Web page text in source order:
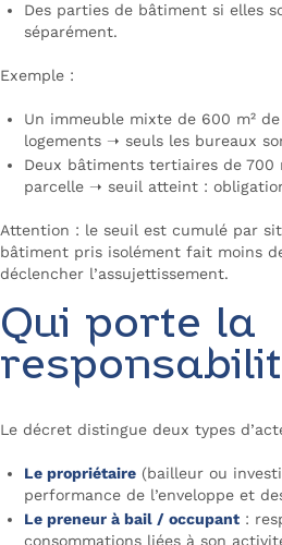
Des parties de bâtiment si elles
séparément.
Exemple :
Un immeuble mixte de 600 m²
logements ➝ seuls les bureaux
Deux bâtiments tertiaires de 700
parcelle ➝ seuil atteint :
Attention : le seuil est cumulé par
bâtiment pris isolément fait moins
déclencher l’assujettissement.
Qui porte la
Le décret distingue deux types
Le propriétaire (bailleur ou
performance de l’enveloppe et
Le preneur à bail / occupant :
consommations liées à son